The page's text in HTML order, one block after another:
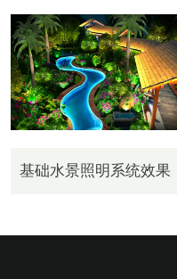
基础水景照明系统效果